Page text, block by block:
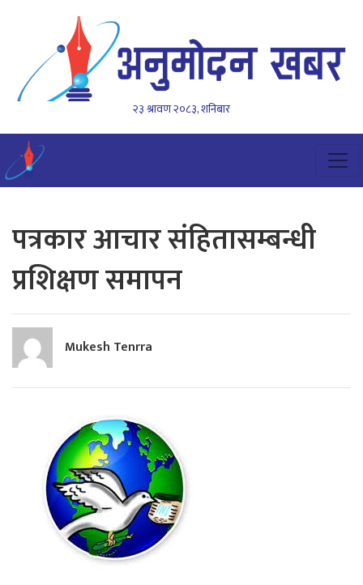
२३ श्रावण २०८३, शनिबार
पत्रकार आचार संहितासम्बन्धी
प्रशिक्षण समापन
Mukesh Tenrra